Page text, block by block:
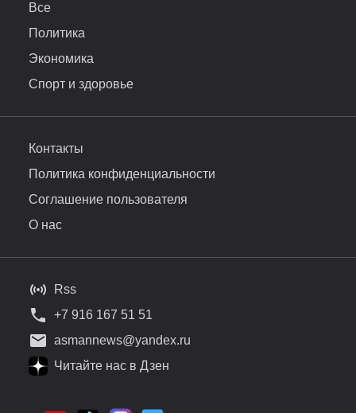
Все
Политика
Экономика
Спорт и здоровье
Контакты
Политика конфиденциальности
Соглашение пользователя
О нас
Rss
+7 916 167 51 51
asmannews@yandex.ru
Читайте нас в Дзен